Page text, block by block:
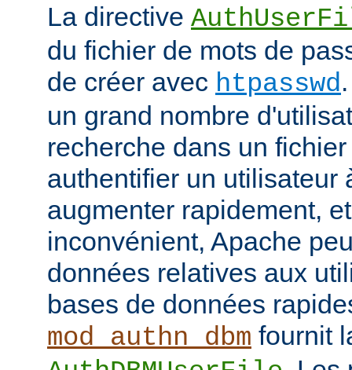
La directive
du fichier de mots de
de créer avec htpasswd
un grand nombre
recherche dans un
authentifier un utilisateur
augmenter rapidement,
inconvénient, Apache
données relatives aux
bases de données
mod_authn_dbm fournit